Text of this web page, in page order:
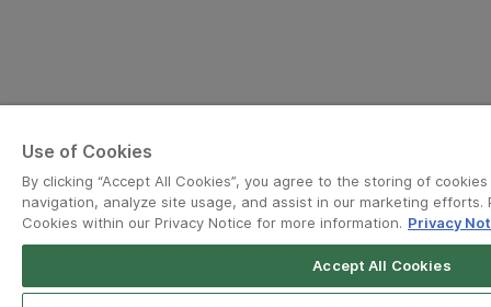
Use of Cookies
By clicking “Accept All Cookies”, you agree to the storing of
navigation, analyze site usage, and assist in our marketing
Cookies within our Privacy Notice for more information. Privacy
Accept All Cookies